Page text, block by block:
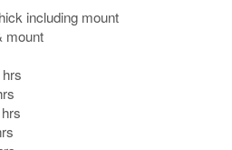
including mount
mount